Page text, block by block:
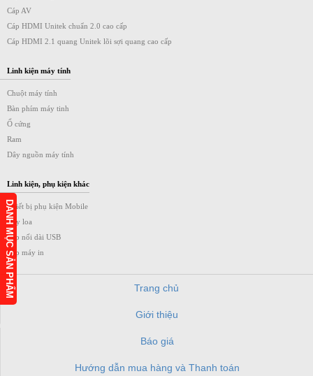
Cáp AV
Cáp HDMI Unitek chuẩn 2.0 cao cấp
Cáp HDMI 2.1 quang Unitek lõi sợi quang cao cấp
Linh kiện máy tính
Chuột máy tính
Bàn phím máy tinh
Ổ cứng
Ram
Dây nguồn máy tính
Linh kiện, phụ kiện khác
Thiết bị phụ kiện Mobile
Dây loa
Cáp nối dài USB
Cáp máy in
Trang chủ
Giới thiệu
Báo giá
Hướng dẫn mua hàng và Thanh toán
DANH MỤC SẢN PHẨM